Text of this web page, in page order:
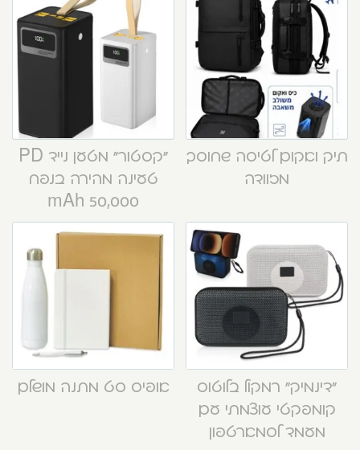
תיק ואקום לטיסה שחוסך
מזוודה
“קסטור” מטען נייד PD
טעינה מהירה בנפח
50,000 mAh
“דינמיק” רמקול בלוטוס
קומפקטי עוצמתי עם
מעמד לסמארטפון
אופיס סט מתנה מושלם